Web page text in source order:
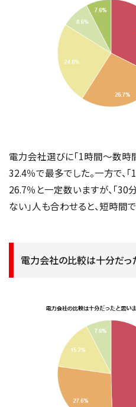
電力会社選びに「1時間～数時
32.4％で最多でした。一方で、
26.7％と一定数いますが、「30
ない」人も合わせると、短時間
電力会社の比較は十分だっ